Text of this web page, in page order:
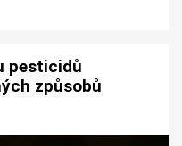
pesticidů
způsobů